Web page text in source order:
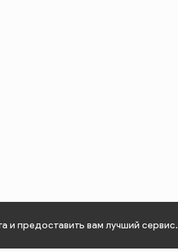
и предоставить вам лучший сервис.